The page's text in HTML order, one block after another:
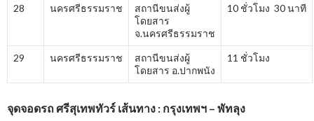
28 นครศรีธรรมราช
สถานีขนส่งผู้
โดยสาร
จ.นครศรีธรรมราช
10 ชั่วโมง 30 นาที
29 นครศรีธรรมราช
สถานีขนส่งผู้
โดยสาร อ.ปากพนัง
11 ชั่วโมง
จุดจอดรถ ศรีสุเทพทัวร์ เส้นทาง : กรุงเทพฯ – พัทลุง